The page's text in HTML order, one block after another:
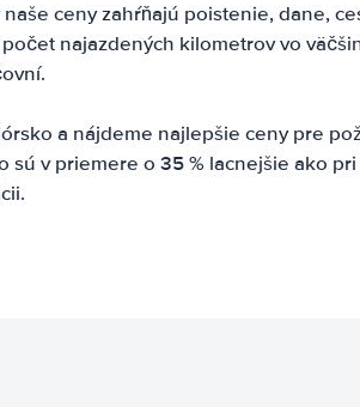
ceny zahŕňajú poistenie, dane,
najazdených kilometrov vo
a nájdeme najlepšie ceny pre
sú v priemere o 35 % lacnejšie ako